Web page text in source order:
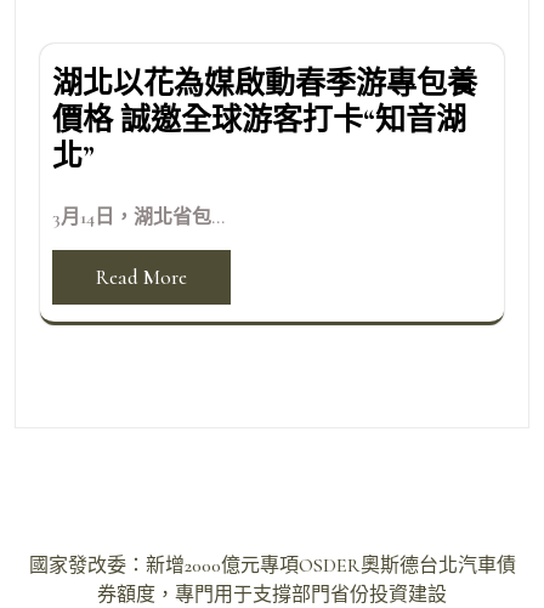
湖北以花為媒啟動春季游專包養
價格 誠邀全球游客打卡“知音湖
北”
3月14日，湖北省包...
Read More
文
國家發改委：新增2000億元專項OSDER奧斯德台北汽車債
券額度，專門用于支撐部門省份投資建設